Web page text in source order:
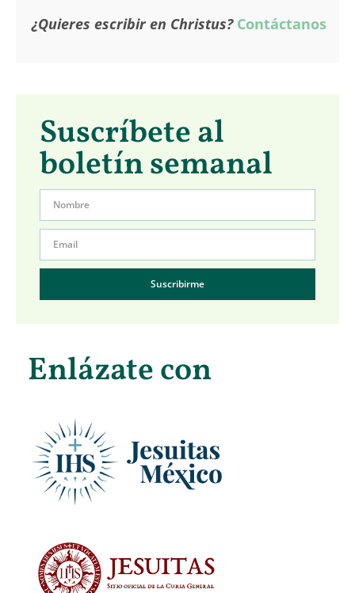
¿Quieres escribir en Christus? Contáctanos
Suscríbete al
boletín semanal
Suscribirme
Enlázate con